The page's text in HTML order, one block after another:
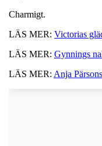
Charmigt.
LÄS MER: Victorias
LÄS MER: Gynnings
LÄS MER: Anja